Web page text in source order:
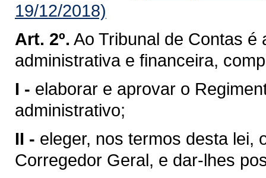
19/12/2018)
Art. 2º. Ao Tribunal de Contas é
administrativa e financeira,
I - elaborar e aprovar o
administrativo;
II - eleger, nos termos desta lei,
Corregedor Geral, e dar-lhes